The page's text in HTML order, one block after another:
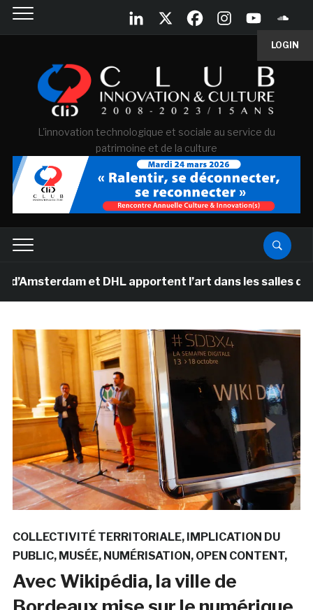
LOGIN
L'innovation technologique et sociale au service du
patrimoine et de la culture
et DHL apportent l’art dans les salles de classe
COLLECTIVITÉ TERRITORIALE IMPLICATION DU
PUBLIC MUSÉE NUMÉRISATION OPEN CONTENT
Avec Wikipédia, la ville de